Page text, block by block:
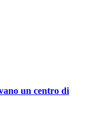
un centro di